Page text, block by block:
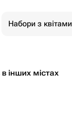
Набори з квітами
в інших містах